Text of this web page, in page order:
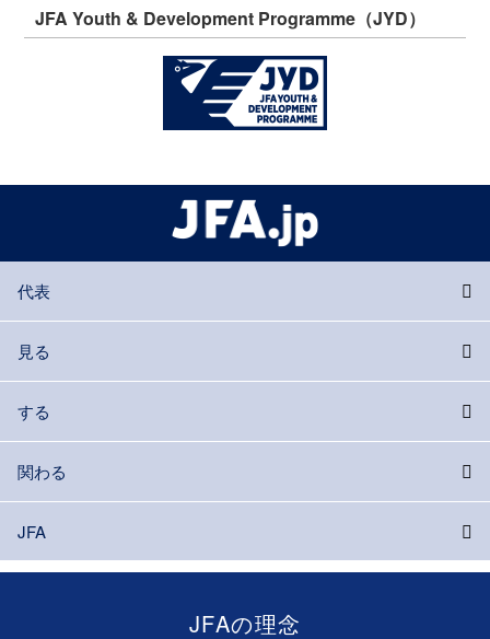
JFA Youth & Development Programme（JYD）
代表
見る
する
関わる
JFA
JFAの理念